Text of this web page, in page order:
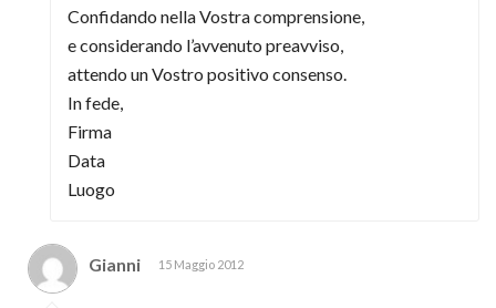
Confidando nella Vostra comprensione,
e considerando l’avvenuto preavviso,
attendo un Vostro positivo consenso.
In fede,
Firma
Data
Luogo
Gianni 15 Maggio 2012